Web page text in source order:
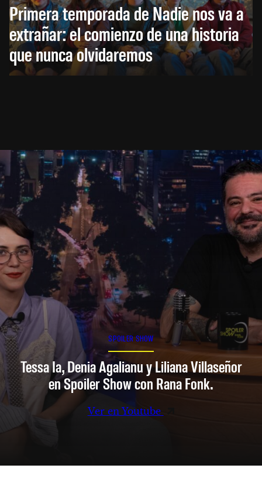
Primera temporada de Nadie nos va a
extrañar: el comienzo de una historia
que nunca olvidaremos
SPOILER SHOW
Tessa Ia, Denia Agalianu y Liliana Villaseñor
en Spoiler Show con Rana Fonk.
Ver en Youtube